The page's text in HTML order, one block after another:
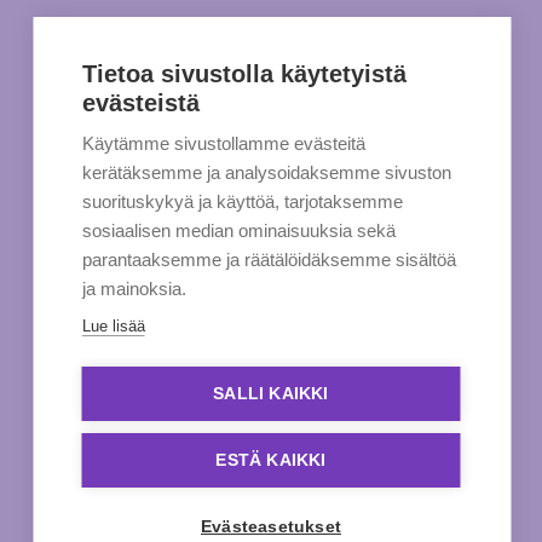
Tietoa sivustolla käytetyistä
evästeistä
Käytämme sivustollamme evästeitä
kerätäksemme ja analysoidaksemme sivuston
suorituskykyä ja käyttöä, tarjotaksemme
sosiaalisen median ominaisuuksia sekä
parantaaksemme ja räätälöidäksemme sisältöä
ja mainoksia.
Lue lisää
SALLI KAIKKI
ESTÄ KAIKKI
Evästeasetukset